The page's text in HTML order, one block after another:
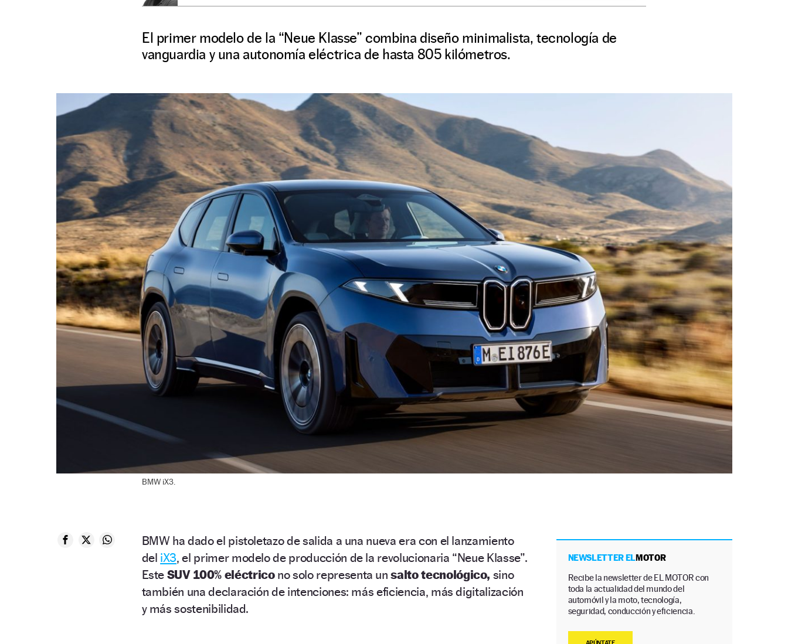
El primer modelo de la “Neue Klasse” combina diseño minimalista, tecnología de
vanguardia y una autonomía eléctrica de hasta 805 kilómetros.
BMW iX3.
BMW ha dado el pistoletazo de salida a una nueva era con el lanzamiento
del iX3, el primer modelo de producción de la revolucionaria “Neue Klasse”.
Este SUV 100% eléctricono solo representa unsalto tecnológico, sino
también una declaración de intenciones: más eficiencia, más digitalización
y más sostenibilidad.
NEWSLETTER ELMOTOR
Recibe la newsletter de EL MOTOR con
toda la actualidad del mundo del
automóvil y la moto, tecnología,
seguridad, conducción y eficiencia.